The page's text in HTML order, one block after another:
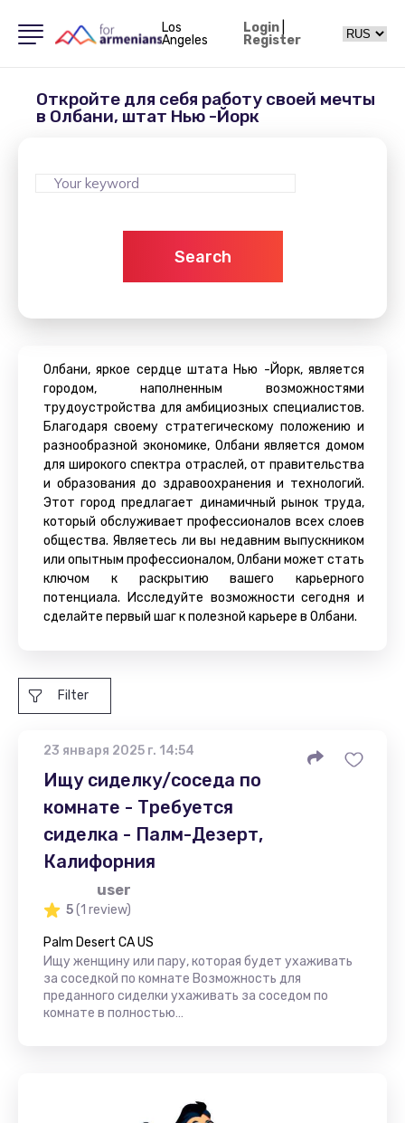
Los
Angeles
Login|
Register
Откройте для себя работу своей мечты
в Олбани, штат Нью -Йорк
Search
Олбани, яркое сердце штата Нью -Йорк, является
городом, наполненным возможностями
трудоустройства для амбициозных специалистов.
Благодаря своему стратегическому положению и
разнообразной экономике, Олбани является домом
для широкого спектра отраслей, от правительства
и образования до здравоохранения и технологий.
Этот город предлагает динамичный рынок труда,
который обслуживает профессионалов всех слоев
общества. Являетесь ли вы недавним выпускником
или опытным профессионалом, Олбани может стать
ключом к раскрытию вашего карьерного
потенциала. Исследуйте возможности сегодня и
сделайте первый шаг к полезной карьере в Олбани.
Filter
23 января 2025 г. 14:54
Ищу сиделку/соседа по
комнате - Требуется
сиделка - Палм-Дезерт,
Калифорния
user
5(1 review)
Palm Desert CA US
Ищу женщину или пару, которая будет ухаживать
за соседкой по комнате Возможность для
преданного сиделки ухаживать за соседом по
комнате в полностью…